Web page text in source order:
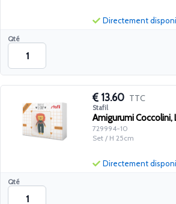
Qté
Directement
13.60 TTC
Stafil
Amigurumi Coccolini,
729994-10
Set / H 25cm
Qté
Directement